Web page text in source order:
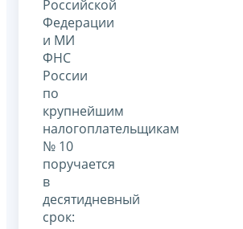
Российской
Федерации
и МИ
ФНС
России
по
крупнейшим
налогоплательщикам
№ 10
поручается
в
десятидневный
срок: